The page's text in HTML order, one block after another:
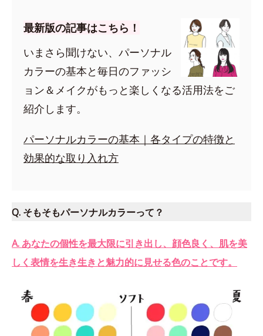
最新版の記事はこちら！
いまさら聞けない、パーソナル
カラーの基本と毎日のファッシ
ョン＆メイクがもっと楽しくなる活用法をご
紹介します。
パーソナルカラーの基本｜各タイプの特徴と
効果的な取り入れ方
Q. そもそもパーソナルカラーって？
A. あなたの個性を最大限に引き出し、顔色良く、肌を美
しく表情を生き生きと魅力的に見せる色のことです。